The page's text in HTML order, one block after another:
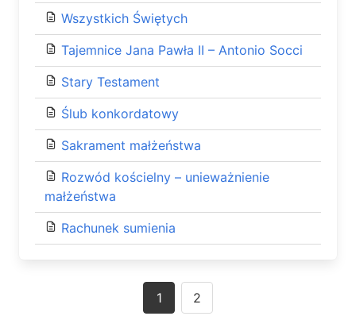
Wszystkich Świętych
Tajemnice Jana Pawła II – Antonio Socci
Stary Testament
Ślub konkordatowy
Sakrament małżeństwa
Rozwód kościelny – unieważnienie
małżeństwa
Rachunek sumienia
1 2